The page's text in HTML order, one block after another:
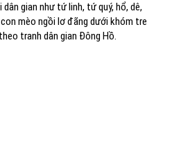
gian như tứ linh, tứ quý, hổ, dê,
mèo ngồi lơ đãng dưới khóm tre
tranh dân gian Đông Hồ.